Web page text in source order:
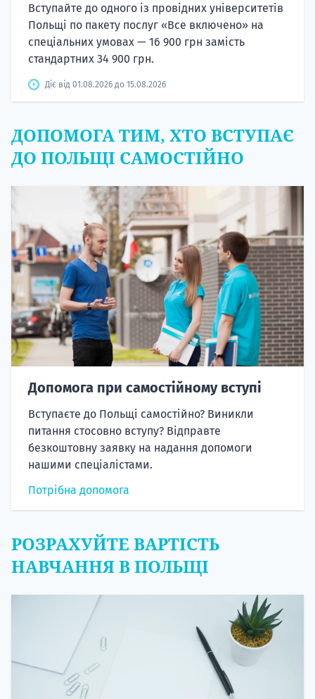
Вступайте до одного із провідних університетів
Польщі по пакету послуг «Все включено» на
спеціальних умовах — 16 900 грн замість
стандартних 34 900 грн.
Діє від 01.08.2026 до 15.08.2026
ДОПОМОГА ТИМ, ХТО ВСТУПАЄ
ДО ПОЛЬЩІ САМОСТІЙНО
Допомога при самостійному вступі
Вступаєте до Польщі самостійно? Виникли
питання стосовно вступу? Відправте
безкоштовну заявку на надання допомоги
нашими спеціалістами.
Потрібна допомога
РОЗРАХУЙТЕ ВАРТІСТЬ
НАВЧАННЯ В ПОЛЬЩІ